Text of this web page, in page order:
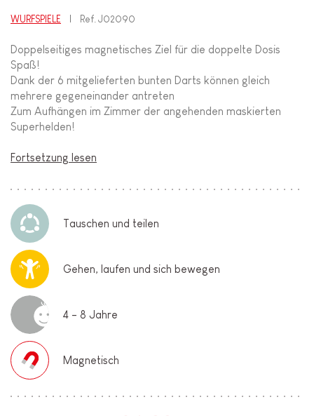
WURFSPIELE Ref.J02090
Doppelseitiges magnetisches Ziel für die doppelte Dosis
Spaß!
Dank der 6 mitgelieferten bunten Darts können gleich
mehrere gegeneinander antreten
Zum Aufhängen im Zimmer der angehenden maskierten
Superhelden!
Fortsetzung lesen
Tauschen und teilen
Gehen, laufen und sich bewegen
4 - 8 Jahre
Magnetisch